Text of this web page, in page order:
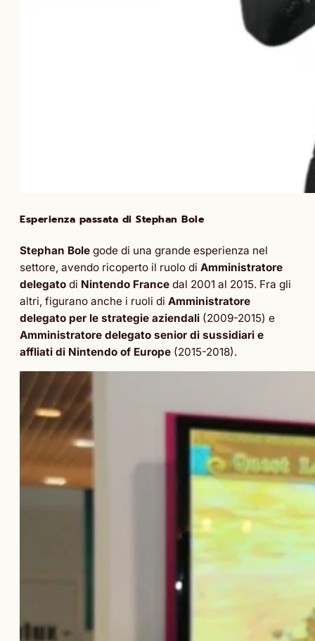
Esperienza passata di Stephan Bole
Stephan Bole gode di una grande esperienza nel
settore, avendo ricoperto il ruolo di Amministratore
delegato di Nintendo France dal 2001 al 2015. Fra gli
altri, figurano anche i ruoli di Amministratore
delegato per le strategie aziendali (2009-2015) e
Amministratore delegato senior di sussidiari e
affliati di Nintendo of Europe (2015-2018).